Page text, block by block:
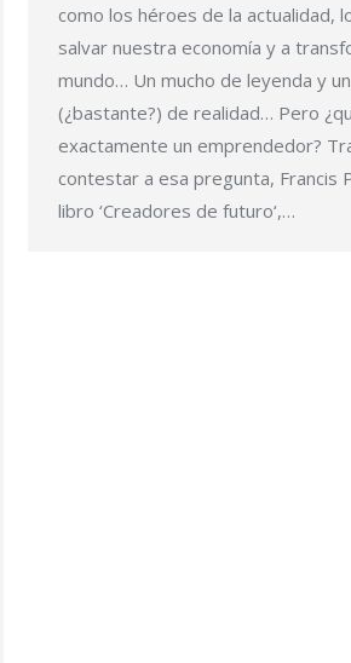
como los héroes de la actualidad,
salvar nuestra economía y a
mundo… Un mucho de leyenda y
(¿bastante?) de realidad… Pero
exactamente un emprendedor?
contestar a esa pregunta, Francis
libro ‘Creadores de futuro‘,…